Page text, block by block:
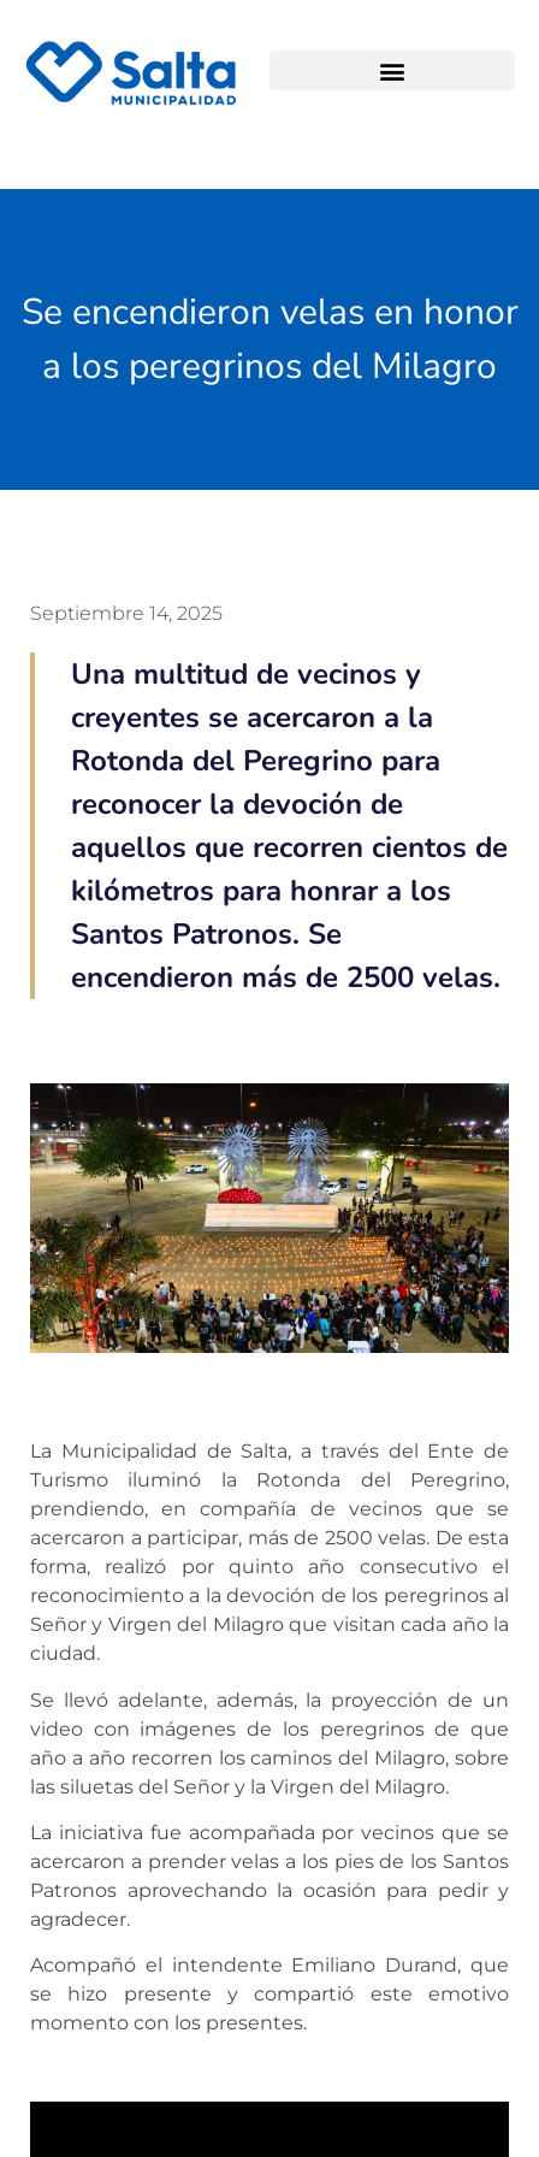
Se encendieron velas en honor
a los peregrinos del Milagro
Septiembre 14, 2025
Una multitud de vecinos y
creyentes se acercaron a la
Rotonda del Peregrino para
reconocer la devoción de
aquellos que recorren cientos de
kilómetros para honrar a los
Santos Patronos. Se
encendieron más de 2500 velas.
La Municipalidad de Salta, a través del Ente de
Turismo iluminó la Rotonda del Peregrino,
prendiendo, en compañía de vecinos que se
acercaron a participar, más de 2500 velas. De esta
forma, realizó por quinto año consecutivo el
reconocimiento a la devoción de los peregrinos al
Señor y Virgen del Milagro que visitan cada año la
ciudad.
Se llevó adelante, además, la proyección de un
video con imágenes de los peregrinos de que
año a año recorren los caminos del Milagro, sobre
las siluetas del Señor y la Virgen del Milagro.
La iniciativa fue acompañada por vecinos que se
acercaron a prender velas a los pies de los Santos
Patronos aprovechando la ocasión para pedir y
agradecer.
Acompañó el intendente Emiliano Durand, que
se hizo presente y compartió este emotivo
momento con los presentes.